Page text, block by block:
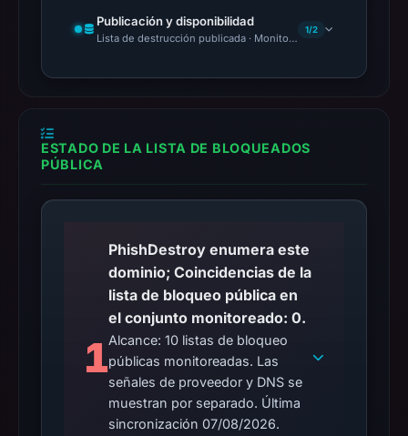
Publicación y disponibilidad
Lista de destrucción publicada · Monitoring Continues
1/2
ESTADO DE LA LISTA DE BLOQUEADOS
PÚBLICA
1
PhishDestroy enumera este
dominio; Coincidencias de la
lista de bloqueo pública en
el conjunto monitoreado: 0.
Alcance: 10 listas de bloqueo
públicas monitoreadas. Las
señales de proveedor y DNS se
muestran por separado. Última
sincronización 07/08/2026.